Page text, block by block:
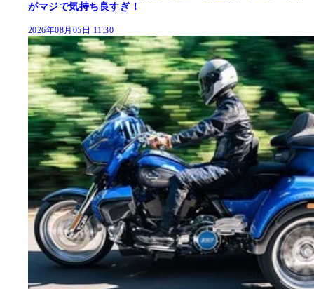
がマジで気持ち良すぎ！
2026年08月05日 11:30